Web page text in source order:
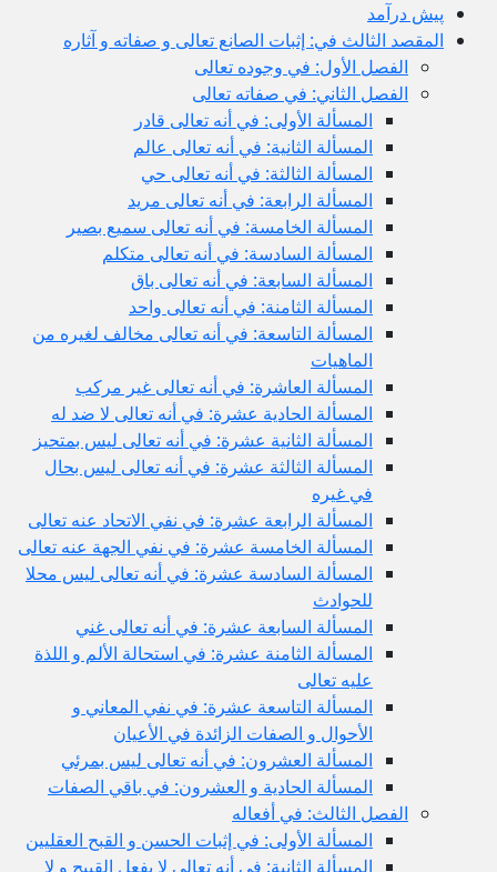
پيش ‏درآمد
المقصد الثالث في: إثبات الصانع تعالى و صفاته و آثاره
الفصل الأول: في وجوده تعالى
الفصل الثاني: في صفاته تعالى
المسألة الأولى: في أنه تعالى قادر
المسألة الثانية: في أنه تعالى عالم
المسألة الثالثة: في أنه تعالى حي
المسألة الرابعة: في أنه تعالى مريد
المسألة الخامسة: في أنه تعالى سميع بصير
المسألة السادسة: في أنه تعالى متكلم
المسألة السابعة: في أنه تعالى باق
المسألة الثامنة: في أنه تعالى واحد
المسألة التاسعة: في أنه تعالى مخالف لغيره من
الماهيات
المسألة العاشرة: في أنه تعالى غير مركب
المسألة الحادية عشرة: في أنه تعالى لا ضد له
المسألة الثانية عشرة: في أنه تعالى ليس بمتحيز
المسألة الثالثة عشرة: في أنه تعالى ليس بحال
في غيره
المسألة الرابعة عشرة: في نفي الاتحاد عنه تعالى
المسألة الخامسة عشرة: في نفي الجهة عنه تعالى
المسألة السادسة عشرة: في أنه تعالى ليس محلا
للحوادث
المسألة السابعة عشرة: في أنه تعالى غني
المسألة الثامنة عشرة: في استحالة الألم و اللذة
عليه تعالى
المسألة التاسعة عشرة: في نفي المعاني و
الأحوال و الصفات الزائدة في الأعيان
المسألة العشرون: في أنه تعالى ليس بمرئي
المسألة الحادية و العشرون: في باقي الصفات
الفصل الثالث: في أفعاله
المسألة الأولى: في إثبات الحسن و القبح العقليين
المسألة الثانية: في أنه تعالى لا يفعل القبيح و لا